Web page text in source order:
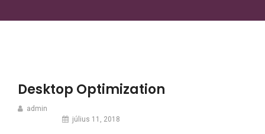
Desktop Optimization
admin
július 11, 2018